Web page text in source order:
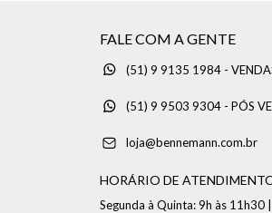
FALE COM A GENTE
(51) 9 9135 1984 -
(51) 9 9503 9304 - PÓS
loja@bennemann.com.br
HORÁRIO DE
Segunda à Quinta: 9h às 11h30